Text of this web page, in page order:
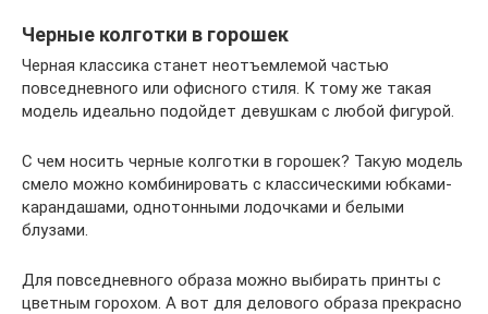
Черные колготки в горошек
Черная классика станет неотъемлемой частью
повседневного или офисного стиля. К тому же такая
модель идеально подойдет девушкам с любой фигурой.
С чем носить черные колготки в горошек? Такую модель
смело можно комбинировать с классическими юбками-
карандашами, однотонными лодочками и белыми
блузами.
Для повседневного образа можно выбирать принты с
цветным горохом. А вот для делового образа прекрасно